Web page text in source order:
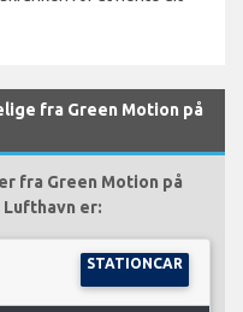
fra Green Motion på
fra Green Motion på
er:
STATIONCAR